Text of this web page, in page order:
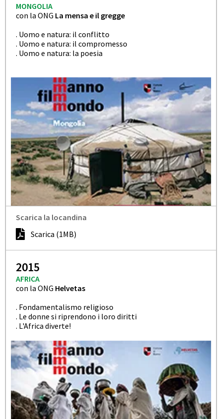
MONGOLIA
con la ONG La mensa e il gregge
. Uomo e natura: il conflitto
. Uomo e natura: il compromesso
. Uomo e natura: la poesia
Scarica la locandina
Scarica (1MB)
2015
AFRICA
con la ONG Helvetas
. Fondamentalismo religioso
. Le donne si riprendono i loro diritti
. L'Africa diverte!